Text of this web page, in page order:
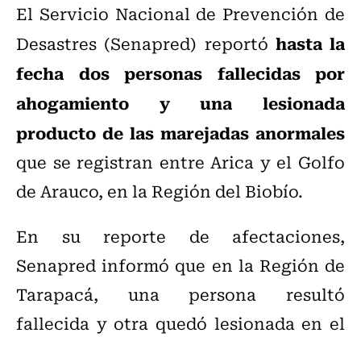
El Servicio Nacional de Prevención de
Desastres (Senapred) reportó hasta la
fecha dos personas fallecidas por
ahogamiento y una lesionada
producto de las marejadas anormales
que se registran entre Arica y el Golfo
de Arauco, en la Región del Biobío.
En su reporte de afectaciones,
Senapred informó que en la Región de
Tarapacá, una persona resultó
fallecida y otra quedó lesionada en el